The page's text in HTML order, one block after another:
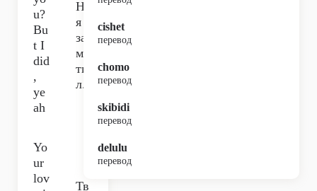
u?
Bu
t I
did
,
ye
ah
Но
я
за
ме
ти
л.
Yo
ur
lov
Тв
cishet
перевод
chomo
перевод
skibidi
перевод
delulu
перевод